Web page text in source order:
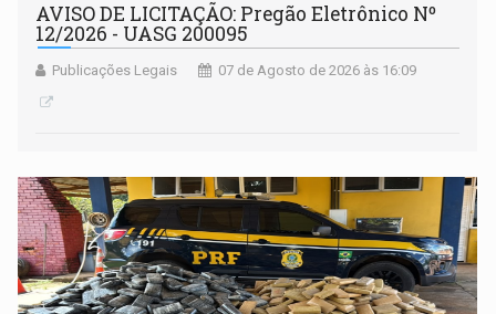
AVISO DE LICITAÇÃO: Pregão Eletrônico Nº
12/2026 - UASG 200095
Publicações Legais 07 de Agosto de 2026 às 16:09